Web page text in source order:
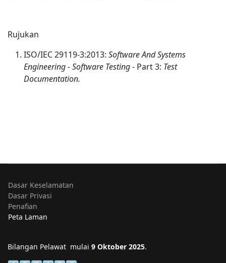
Rujukan
ISO/IEC 29119-3:2013: Software And Systems
Engineering - Software Testing- Part 3: Test
Documentation.
Dasar Keselamatan
Dasar Privasi
Penafian
Peta Laman
Bilangan Pelawat mulai 9 Oktober 2025.